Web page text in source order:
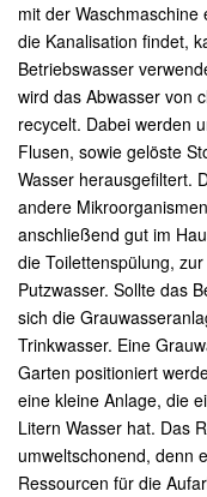
mit der
die Kanalisation findet,
Betriebswasser
wird das Abwasser von
recycelt. Dabei werden
Flusen, sowie gelöste
Wasser herausgefiltert.
andere
anschließend gut im
die Toilettenspülung,
Putzwasser. Sollte das
sich die
Trinkwasser. Eine
Garten positioniert
eine kleine Anlage, die
Litern Wasser hat. Das
umweltschonend, denn
Ressourcen für die